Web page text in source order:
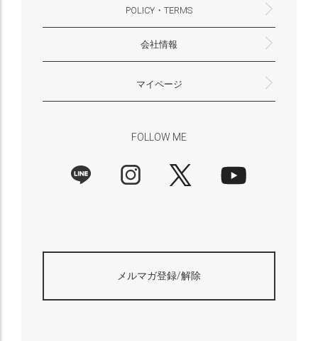
よくあるご質問・お問合せ
お支払いについて
配送・送料について
ギフトサービスについて
一緒に働く？(HAYNI採用情報サイトへ)
for Foreigners (overseas delivery)
POLICY・TERMS
返品・交換について
プライバシーポリシー
特定商取引法に基づく表示
外部送信ポリシー
会社情報
大阪府大阪市淀川区十八条3-9-35
電話番号：06-6868-9671
※お電話でのお問合せ受付は行っておりません
メール：support@hayni.jp
お問い合わせはこちらからお願いいたします
営業時間：10：00～15：00（金曜日は14：00ま
定休日： 土・日・祝祭日
※土日祝祭日はお休みをいただきます。
メールの返信は翌営業日となりますので、ご了承
マイページ
FOLLOW ME
メルマガ登録/解除